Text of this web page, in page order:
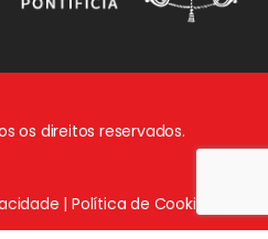
os direitos reservados.
|Política de Cookies